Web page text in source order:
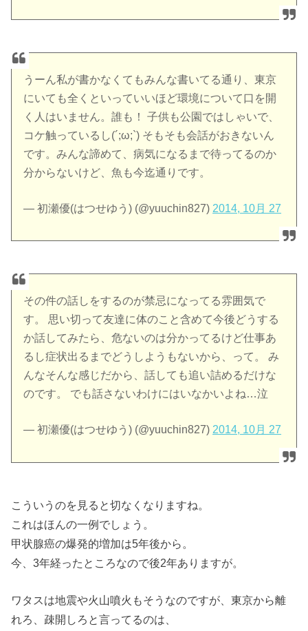
うーん私が書かなくてもみんな書いてる通り、東京
にいても全くといっていいほど環境について口を開
く人はいません。誰も！ 子供も公園ではしゃいで、
コケ触っているし(´;ω;`) そもそも会話がおきないん
です。みんな諦めて、病気になるまで待ってるのか
分からないけど、魚も今迄通りです。
— 初瀬優(はつせゆう) (@yuuchin827) 2014, 10月 27
その件の話しをするのが禁忌になってる雰囲気で
す。 思い切って友達に体のこと含めて今後どうする
か話してみたら、危ないのは分かってるけど仕事あ
るし症状出るまでどうしようもないから、って。 み
んなそんな感じだから、話しても追い詰めるだけな
のです。 でも話さないわけにはいなかいよね…泣
— 初瀬優(はつせゆう) (@yuuchin827) 2014, 10月 27
こういうのを見ると切なくなりますね。
これはほんの一例でしょう。
甲状腺癌の爆発的増加は5年後から。
今、3年経ったところなので後2年ありますが。
ワタスは地震や火山噴火もそうなのですが、東京から離
れろ、疎開しろと言ってるのは、